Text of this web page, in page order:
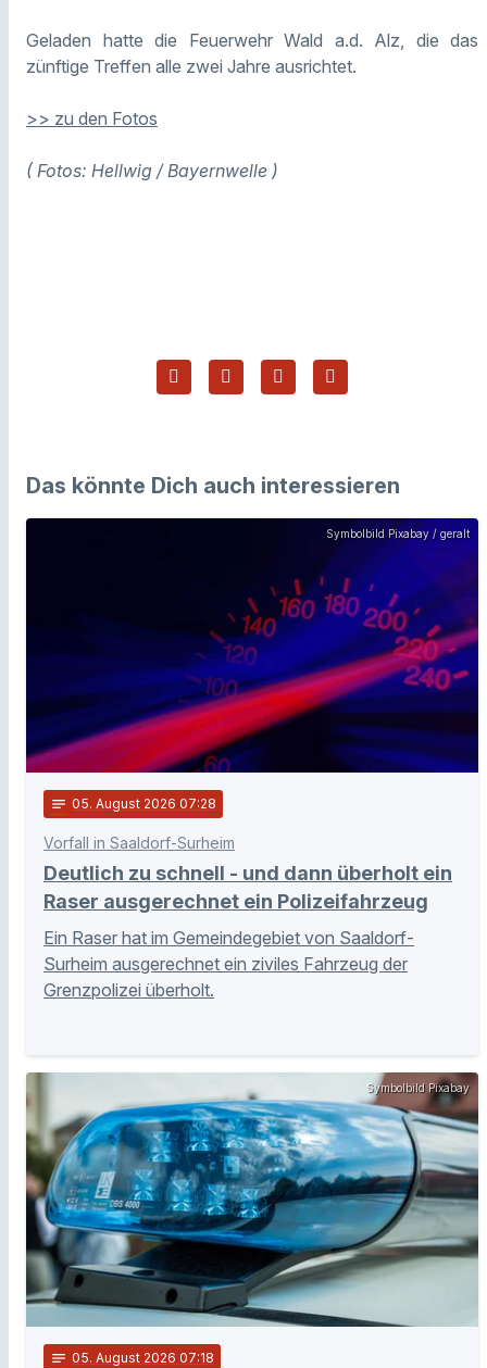
Geladen hatte die Feuerwehr Wald a.d. Alz, die das
zünftige Treffen alle zwei Jahre ausrichtet.
>> zu den Fotos
( Fotos: Hellwig / Bayernwelle )
Das könnte Dich auch interessieren
Symbolbild Pixabay / geralt
notes 05. August 2026 07:28
Vorfall in Saaldorf-Surheim
Deutlich zu schnell - und dann überholt ein
Raser ausgerechnet ein Polizeifahrzeug
Ein Raser hat im Gemeindegebiet von Saaldorf-
Surheim ausgerechnet ein ziviles Fahrzeug der
Grenzpolizei überholt.
Symbolbild Pixabay
notes 05. August 2026 07:18